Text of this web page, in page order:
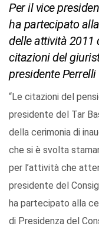
Per il vice
ha partecipato
delle attività 2011
citazioni del
presidente Perrelli
“Le citazioni del
presidente del Tar
della cerimonia di
che si è svolta
per l’attività che
presidente del
ha partecipato alla
di Presidenza del